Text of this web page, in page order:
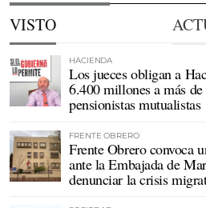
VISTO
HACIENDA
Los jueces obligan a
6.400 millones a más
pensionistas mutualistas
FRENTE OBRERO
Frente Obrero convoca
ante la Embajada de
denunciar la crisis